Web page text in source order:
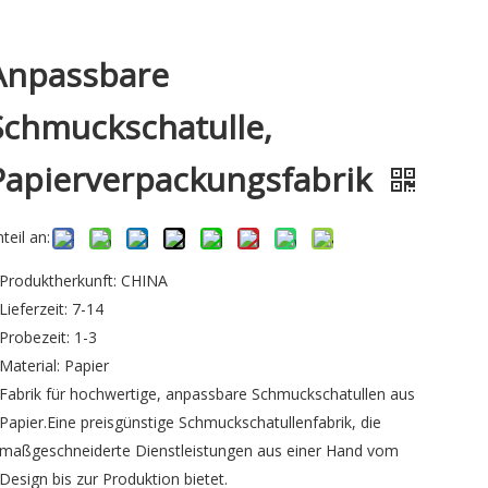
an:
Produktherkunft: CHINA
Lieferzeit: 7-14
Probezeit: 1-3
Material: Papier
Fabrik für hochwertige, anpassbare Schmuckschatullen aus
Papier.Eine preisgünstige Schmuckschatullenfabrik, die
maßgeschneiderte Dienstleistungen aus einer Hand vom
Design bis zur Produktion bietet.